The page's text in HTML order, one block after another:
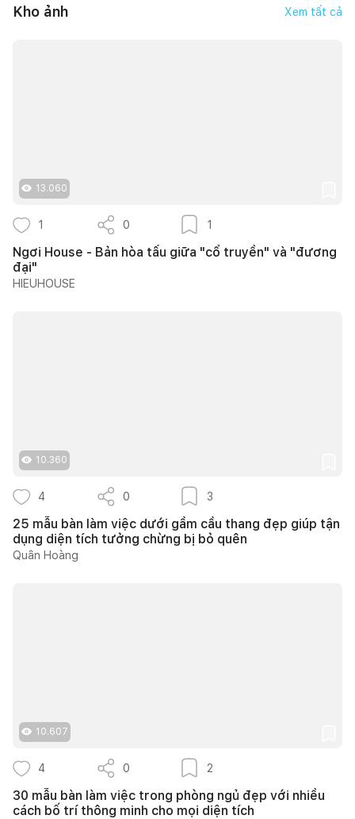
Kho ảnh Xem tất cả
13.060
1 0 1
Ngơi House - Bản hòa tấu giữa "cổ truyền" và "đương
đại"
HIEUHOUSE
10.360
4 0 3
25 mẫu bàn làm việc dưới gầm cầu thang đẹp giúp tận
dụng diện tích tưởng chừng bị bỏ quên
Quân Hoàng
10.607
4 0 2
30 mẫu bàn làm việc trong phòng ngủ đẹp với nhiều
cách bố trí thông minh cho mọi diện tích